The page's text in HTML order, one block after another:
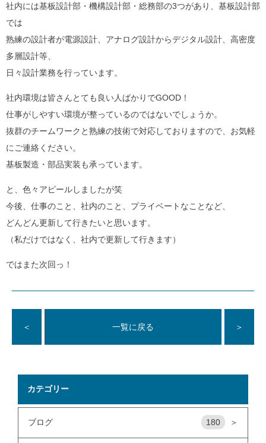
社内には基板設計部・機構設計部・総務部の3つがあり、基板設計部
では
熟練の設計者が電源設計、アナログ設計からデジタル設計、高密度
多層設計等、
日々設計業務を行っています。
社内環境は皆さんとても良い人ばかりでGOOD！
仕事がしやすい環境が整っているのではないでしょうか。
抜群のチームワークと熟練の技術で対応しておりますので、お気軽
にご連絡ください。
基板製造・部品実装も承っています。
と、色々アピールしましたが笑
今後、仕事のこと、社内のこと、プライベートなことなど、
どんどん更新して行きたいと思います。
（私だけではなく、社内で更新して行きます）
ではまた次回っ！
＜ 一覧に戻る ＞
カテゴリー
ブログ 180 ＞